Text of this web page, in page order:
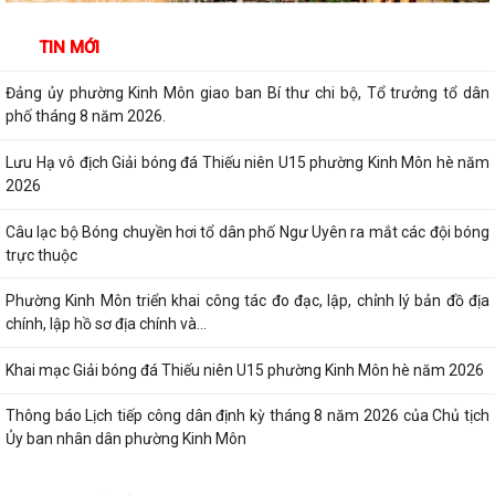
TIN MỚI
(từ ngày 03/8/2026 đến ngày...
Đảng ủy phường Kinh Môn giao ban Bí thư chi bộ, Tổ trưởng tổ dân
phố tháng 8 năm 2026.
Lưu Hạ vô địch Giải bóng đá Thiếu niên U15 phường Kinh Môn hè năm
2026
Câu lạc bộ Bóng chuyền hơi tổ dân phố Ngư Uyên ra mắt các đội bóng
trực thuộc
Phường Kinh Môn triển khai công tác đo đạc, lập, chỉnh lý bản đồ địa
chính, lập hồ sơ địa chính và...
Khai mạc Giải bóng đá Thiếu niên U15 phường Kinh Môn hè năm 2026
Thông báo Lịch tiếp công dân định kỳ tháng 8 năm 2026 của Chủ tịch
Ủy ban nhân dân phường Kinh Môn